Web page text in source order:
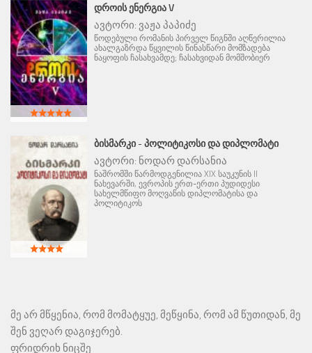
ᲓᲠᲝᲘᲡ ᲔᲜᲔᲠᲒᲘᲐ V
ავტორი: ვაჟა პაპიძე
წოდებული რომანის პირველ წიგნში აღწერილია
ახალგაზრდა წყვილის წინასწარი მომზადება
ნაყოფის ჩასახვამდე; ჩასახვიდან მომშობიერ
ᲑᲘᲡᲛᲐᲠᲙᲘ - ᲞᲝᲚᲘᲢᲘᲙᲝᲡᲘ ᲓᲐ ᲓᲘᲞᲚᲝᲛᲐᲢᲘ
ავტორი: ნოდარ დარსანია
ნაშრომში წარმოდგენილია XIX საუკუნის II
ნახევარში, ევროპის ერთ-ერთი პუდიდესი
სახელმწიფო მოღვაწის დიპლომატისა და
პოლიტიკოს
მე არ მწყენია, რომ მომატყუე, მეწყინა, რომ ამ წუთიდან, მე
შენ ვეღარ დაგიჯერებ.
ფრიდრიხ ნიცშე